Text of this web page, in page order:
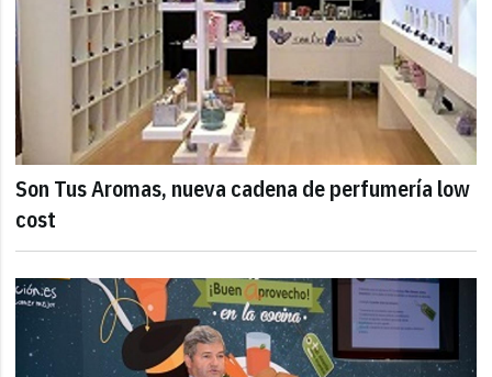
Son Tus Aromas, nueva cadena de perfumería low
cost